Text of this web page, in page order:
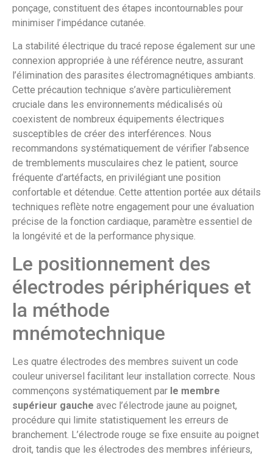
ponçage, constituent des étapes incontournables pour
minimiser l’impédance cutanée.
La stabilité électrique du tracé repose également sur une
connexion appropriée à une référence neutre, assurant
l’élimination des parasites électromagnétiques ambiants.
Cette précaution technique s’avère particulièrement
cruciale dans les environnements médicalisés où
coexistent de nombreux équipements électriques
susceptibles de créer des interférences. Nous
recommandons systématiquement de vérifier l’absence
de tremblements musculaires chez le patient, source
fréquente d’artéfacts, en privilégiant une position
confortable et détendue. Cette attention portée aux détails
techniques reflète notre engagement pour une évaluation
précise de la fonction cardiaque, paramètre essentiel de
la longévité et de la performance physique.
Le positionnement des
électrodes périphériques et
la méthode
mnémotechnique
Les quatre électrodes des membres suivent un code
couleur universel facilitant leur installation correcte. Nous
commençons systématiquement par le membre
supérieur gauche avec l’électrode jaune au poignet,
procédure qui limite statistiquement les erreurs de
branchement. L’électrode rouge se fixe ensuite au poignet
droit, tandis que les électrodes des membres inférieurs,